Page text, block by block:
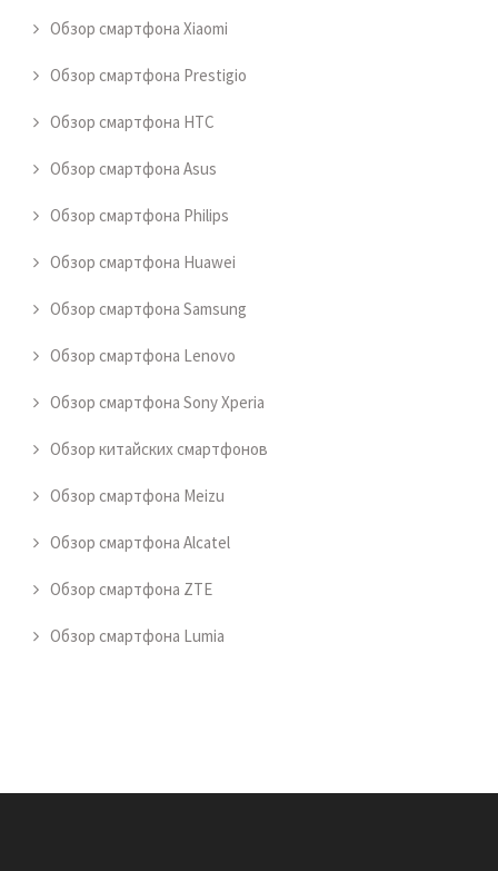
Обзор смартфона Xiaomi
Обзор смартфона Prestigio
Обзор смартфона HTC
Обзор смартфона Asus
Обзор смартфона Philips
Обзор смартфона Huawei
Обзор смартфона Samsung
Обзор смартфона Lenovo
Обзор смартфона Sony Xperia
Обзор китайских смартфонов
Обзор смартфона Meizu
Обзор смартфона Alcatel
Обзор смартфона ZTE
Обзор смартфона Lumia